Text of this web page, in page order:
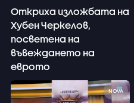
Откриха изложбата на
Хубен Черкелов,
посветена на
въвеждането на
еврото
NOVA